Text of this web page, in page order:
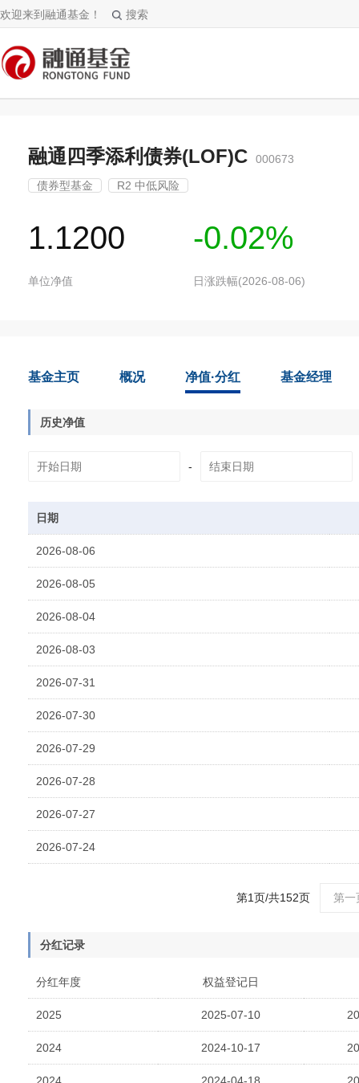
欢迎来到融通基金！ 搜索
融通四季添利债券(LOF)C 000673
债券型基金 R2 中低风险
1.1200
单位净值
-0.02%
日涨跌幅(2026-08-06)
基金主页 概况 净值·分红 基金经理
历史净值
-
日期
2026-08-06
2026-08-05
2026-08-04
2026-08-03
2026-07-31
2026-07-30
2026-07-29
2026-07-28
2026-07-27
2026-07-24
第1页/共152页 第一
分红记录
分红年度 权益登记日
2025 2025-07-10
2024 2024-10-17